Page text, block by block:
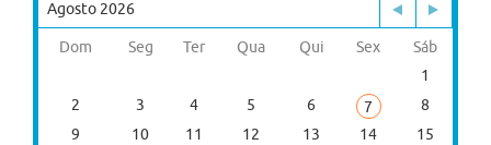
Agosto 2026
Dom Seg Ter Qua Qui Sex
Sáb
1
2
3 4 5 6 7
8
9
10 11 12 13 14
15